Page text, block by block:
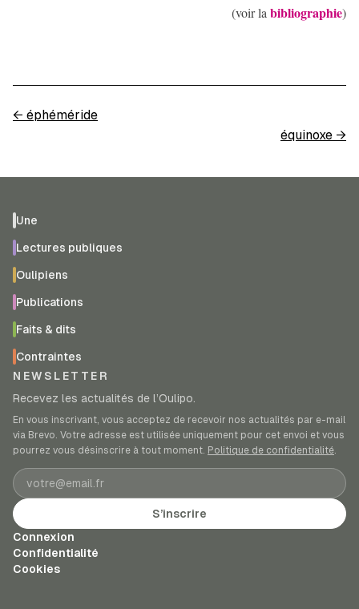
(voir la bibliographie)
← éphéméride
équinoxe →
Une
Lectures publiques
Oulipiens
Publications
Faits & dits
Contraintes
NEWSLETTER
Recevez les actualités de l’Oulipo.
En vous inscrivant, vous acceptez de recevoir nos actualités par e-mail
via Brevo. Votre adresse est utilisée uniquement pour cet envoi et vous
pourrez vous désinscrire à tout moment. Politique de confidentialité.
Adresse e-mail
S’inscrire
Connexion
Confidentialité
Cookies